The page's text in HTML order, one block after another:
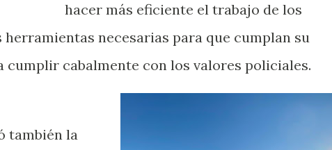
hacer más eficiente el trabajo de los
necesarias para que cumplan su
cumplir cabalmente con los valores policiales.
también la